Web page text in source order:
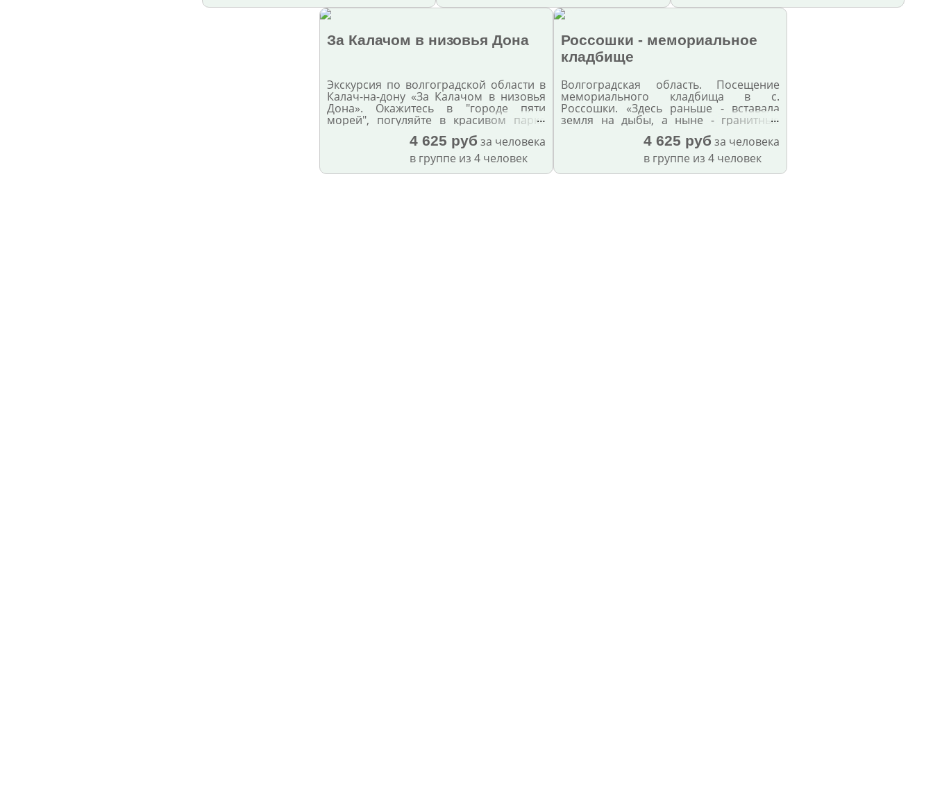
За Калачом в низовья Дона
Экскурсия по волгоградской области в
Калач-на-дону «За Калачом в низовья
Дона». Окажитесь в "городе пяти
морей", погуляйте в красивом парке
всероссийской истории и узнайте всё о
казачьем образе жизни.
…
4 625 руб за человека
в группе из 4 человек
Россошки - мемориальное
кладбище
Волгоградская область. Посещение
мемориального кладбища в с.
Россошки. «Здесь раньше - вставала
земля на дыбы, а ныне - гранитные
плиты. Здесь нет ни одной
персональной судьбы - все судьбы в
…
4 625 руб за человека
в группе из 4 человек